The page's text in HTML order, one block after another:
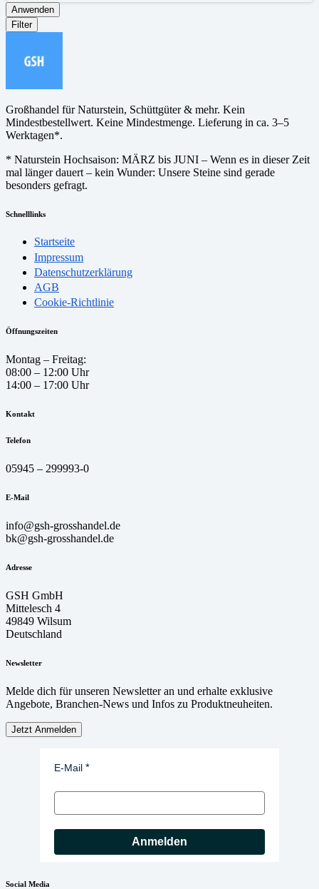
Anwenden
Filter
Großhandel für Naturstein, Schüttgüter & mehr. Kein
Mindestbestellwert. Keine Mindestmenge. Lieferung in ca. 3–5
Werktagen*.
* Naturstein Hochsaison: MÄRZ bis JUNI – Wenn es in dieser Zeit
mal länger dauert – kein Wunder: Unsere Steine sind gerade
besonders gefragt.
Schnelllinks
Startseite
Impressum
Datenschutzerklärung
AGB
Cookie-Richtlinie
Öffnungszeiten
Montag – Freitag:
08:00 – 12:00 Uhr
14:00 – 17:00 Uhr
Kontakt
Telefon
05945 – 299993-0
E-Mail
info@gsh-grosshandel.de
bk@gsh-grosshandel.de
Adresse
GSH GmbH
Mittelesch 4
49849 Wilsum
Deutschland
Newsletter
Melde dich für unseren Newsletter an und erhalte exklusive
Angebote, Branchen-News und Infos zu Produktneuheiten.
Jetzt Anmelden
E-Mail
Anmelden
Social Media